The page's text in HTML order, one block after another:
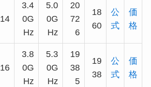
14
3.4
0G
Hz
5.0
0G
Hz
20
72
6
18
60
公
式
価
格
16
3.8
0G
Hz
5.3
0G
Hz
19
38
5
19
38
公
式
価
格